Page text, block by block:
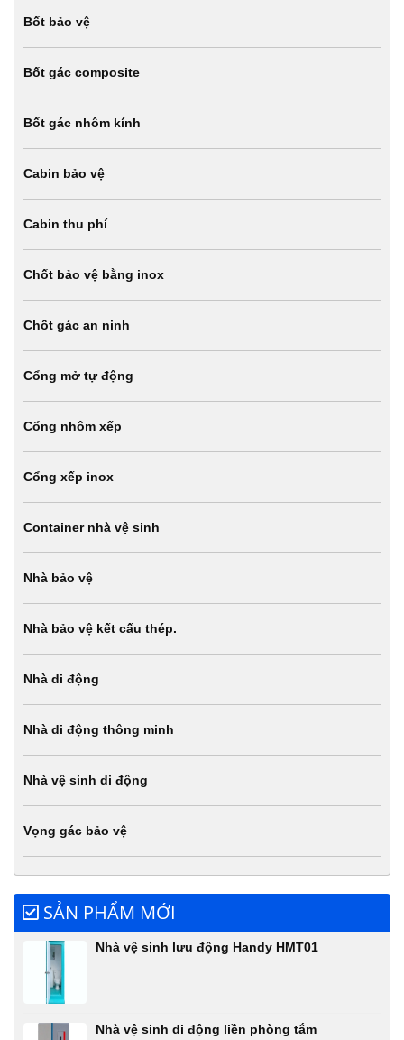
Bốt bảo vệ
Bốt gác composite
Bốt gác nhôm kính
Cabin bảo vệ
Cabin thu phí
Chốt bảo vệ bằng inox
Chốt gác an ninh
Cổng mở tự động
Cổng nhôm xếp
Cổng xếp inox
Container nhà vệ sinh
Nhà bảo vệ
Nhà bảo vệ kết cấu thép.
Nhà di động
Nhà di động thông minh
Nhà vệ sinh di động
Vọng gác bảo vệ
SẢN PHẨM MỚI
Nhà vệ sinh lưu động Handy HMT01
Nhà vệ sinh di động liền phòng tắm